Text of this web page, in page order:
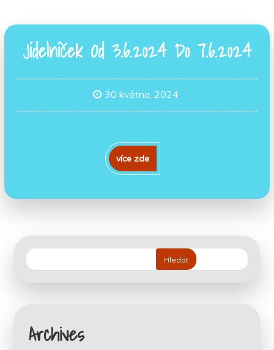
Jídelníček Od 3.6.2024 Do 7.6.2024
30 května, 2024
více zde
Hledat
Archives